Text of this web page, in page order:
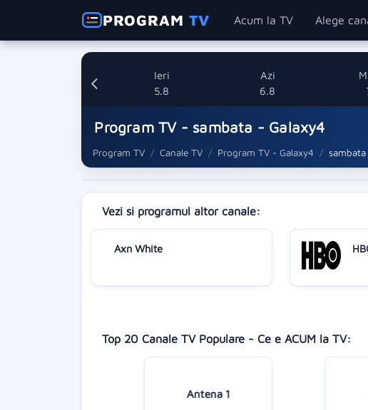
PROGRAMTV Acum la TV Alege
Ieri
5.8
Azi
6.8
Program TV - sambata - Galaxy4
Program TV Canale TV Program TV - Galaxy4 sambata
Vezi si programul altor canale:
Axn White
Top 20 Canale TV Populare - Ce e ACUM la TV:
Antena 1